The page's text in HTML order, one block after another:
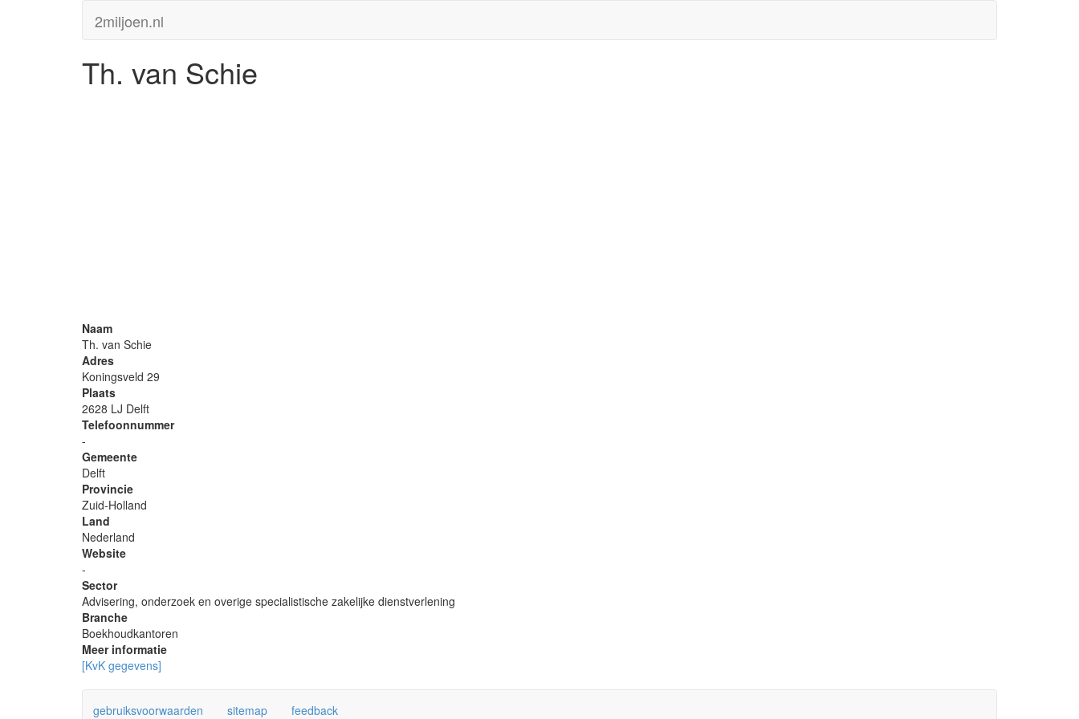
2miljoen.nl
Th. van Schie
Naam
Th. van Schie
Adres
Koningsveld 29
Plaats
2628 LJ Delft
Telefoonnummer
-
Gemeente
Delft
Provincie
Zuid-Holland
Land
Nederland
Website
-
Sector
Advisering, onderzoek en overige specialistische zakelijke dienstverlening
Branche
Boekhoudkantoren
Meer informatie
[KvK gegevens]
gebruiksvoorwaarden sitemap feedback